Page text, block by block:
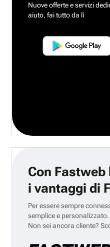
Nuove offerte e servizi
aiuto, fai tutto da lì
Con
i vantaggi di
Per essere sempre
semplice e personalizzato.
Non sei ancora cliente?